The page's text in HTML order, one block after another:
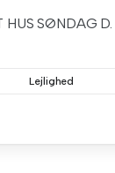
HUS SØNDAG
Lejlighed